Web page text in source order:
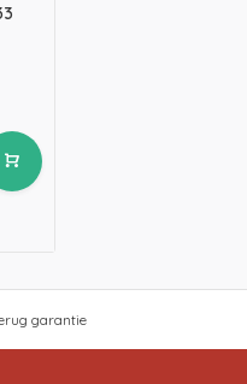
garantie